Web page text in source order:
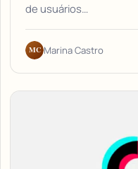
de usuários…
MC Marina Castro